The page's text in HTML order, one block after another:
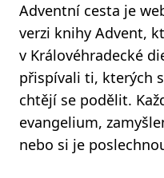
Adventní cesta je
verzi knihy Advent,
v Královéhradecké
přispívali ti, kterých
chtějí se podělit.
evangelium,
nebo si je